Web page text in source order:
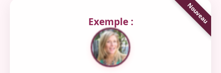
Exemple :